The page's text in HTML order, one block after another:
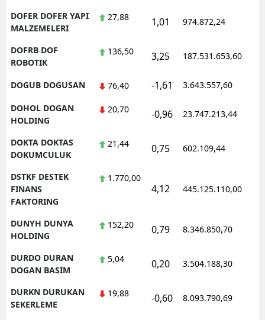
DOFER DOFER YAPI
MALZEMELERI
27,88 1,01 974.872,24
DOFRB DOF
ROBOTIK
136,50 3,25 187.531.653,60
DOGUB DOGUSAN 76,40 -1,61 3.643.557,60
DOHOL DOGAN
HOLDING
20,70 -0,96 23.747.213,44
DOKTA DOKTAS
DOKUMCULUK
21,44 0,75 602.109,44
DSTKF DESTEK
FINANS
FAKTORING
1.770,00
4,12 445.125.110,00
DUNYH DUNYA
HOLDING
152,20 0,79 8.346.850,70
DURDO DURAN
DOGAN BASIM
5,04 0,20 3.504.188,30
DURKN DURUKAN
SEKERLEME
19,88 -0,60 8.093.790,69